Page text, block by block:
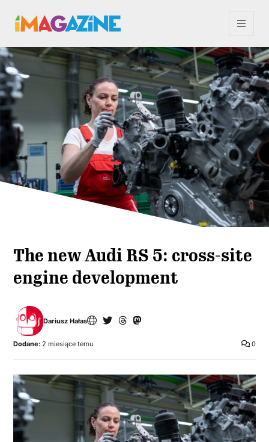
The new Audi RS 5: cross-site
engine development
Dariusz Hałas
0
Dodane: 2 miesiące temu